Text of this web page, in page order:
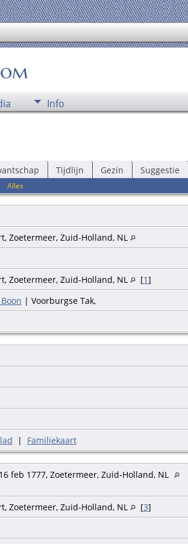
Info
Tijdlijn Gezin Suggestie
Alles
Zoetermeer, Zuid-Holland, NL
Zoetermeer, Zuid-Holland, NL [1]
| Voorburgse Tak,
| Familiekaart
feb 1777, Zoetermeer, Zuid-Holland, NL
Zoetermeer, Zuid-Holland, NL [3]